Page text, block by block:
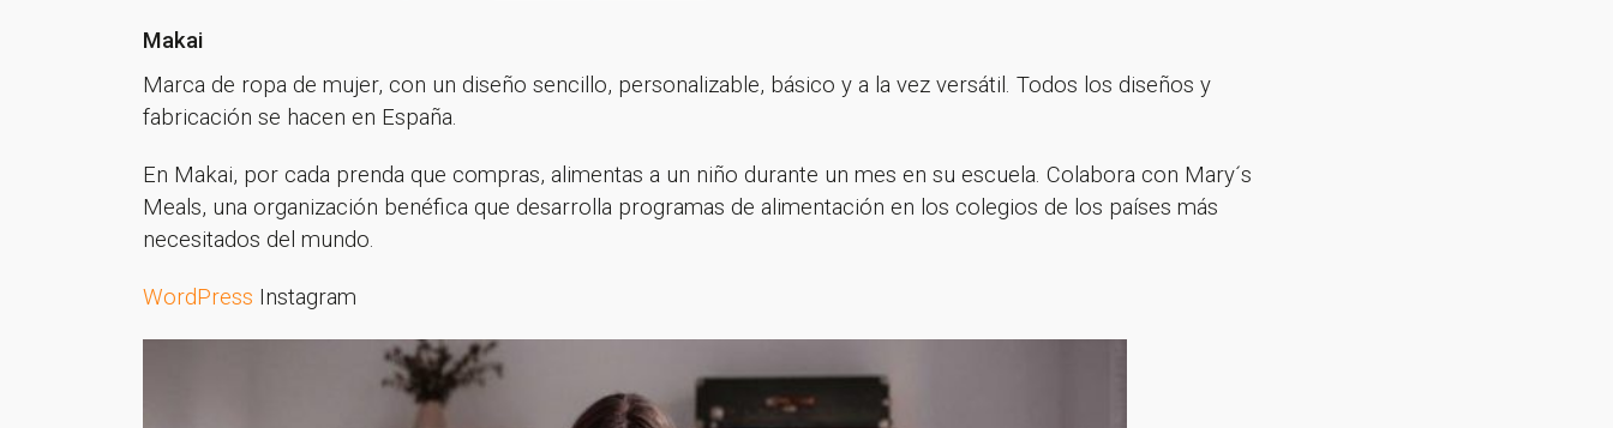
Makai
Marca de ropa de mujer, con un diseño sencillo, personalizable, básico y a la vez versátil. Todos los diseños y
fabricación se hacen en España.
En Makai, por cada prenda que compras, alimentas a un niño durante un mes en su escuela. Colabora con Mary´s
Meals, una organización benéfica que desarrolla programas de alimentación en los colegios de los países más
necesitados del mundo.
WordPress Instagram